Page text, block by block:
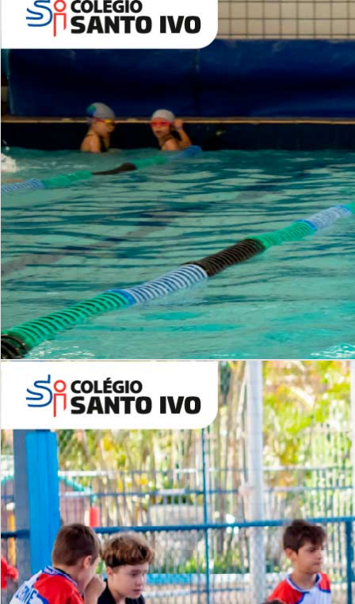
Período Integral | Saiba mais
ALUNOS NOVOS
Entre em Contato
INSTITUCIONAL
Lista de vídeos
NOSSOCANAL